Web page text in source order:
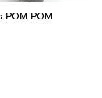
POM POM